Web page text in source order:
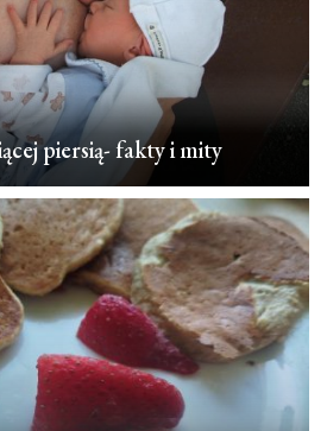
piersią- fakty i mity